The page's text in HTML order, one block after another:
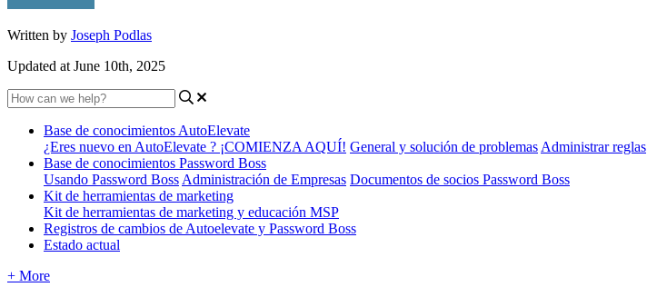
Written by Joseph Podlas
Updated at June 10th, 2025
Base de conocimientos AutoElevate
¿Eres nuevo en AutoElevate ? ¡COMIENZA AQUÍ! General y solución de problemas Administrar reglas
Base de conocimientos Password Boss
Usando Password Boss Administración de Empresas Documentos de socios Password Boss
Kit de herramientas de marketing
Kit de herramientas de marketing y educación MSP
Registros de cambios de Autoelevate y Password Boss
Estado actual
+ More